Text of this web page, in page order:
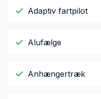
Adaptiv fartpilot
Alufælge
Anhængertræk